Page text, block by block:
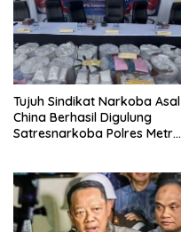
Tujuh Sindikat Narkoba Asal
China Berhasil Digulung
Satresnarkoba Polres Metro